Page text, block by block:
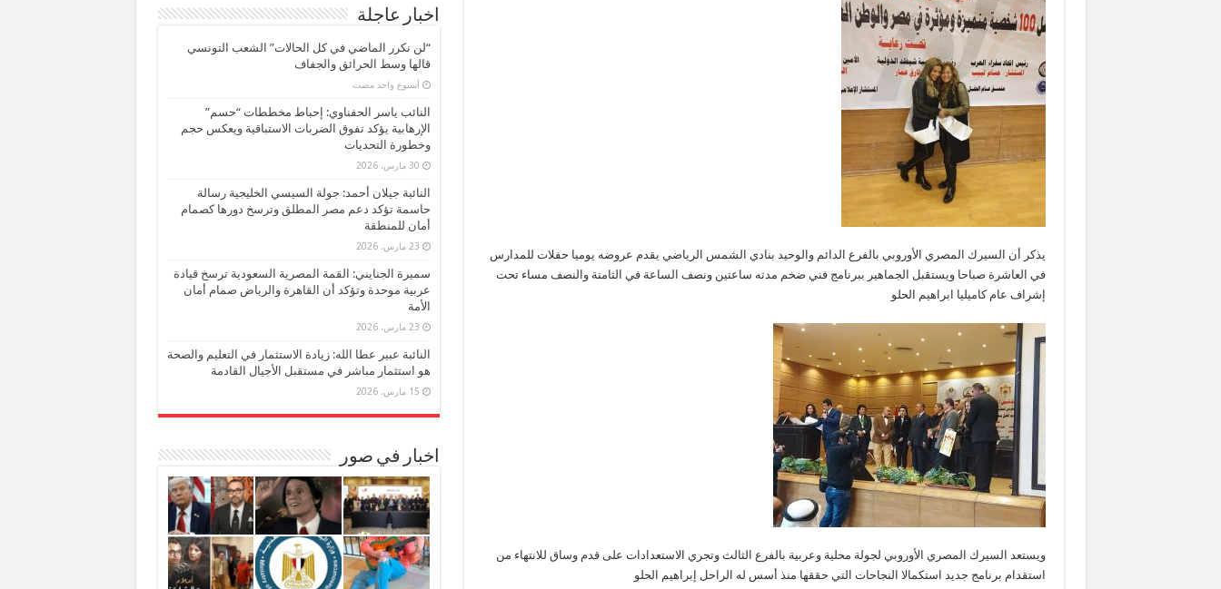
يذكر أن السيرك المصري الأوروبي بالفرع الدائم والوحيد بنادي الشمس الرياضي يقدم عروضه يوميا حفلات للمدارس
في العاشرة صباحا ويستقبل الجماهير ببرنامج فني ضخم مدته ساعتين ونصف الساعة في الثامنة والنصف مساء تحت
إشراف عام كاميليا ابراهيم الحلو
ويستعد السيرك المصري الأوروبي لجولة محلية وعربية بالفرع الثالث وتجري الاستعدادات على قدم وساق للانتهاء من
استقدام برنامج جديد استكمالا النجاحات التي حققها منذ أسس له الراحل إبراهيم الحلو
اخبار عاجلة
“لن نكرر الماضي في كل الحالات” الشعب التونسي
قالها وسط الحرائق والجفاف
‏أسبوع واحد مضت
النائب ياسر الحفناوي: إحباط مخططات “حسم”
الإرهابية يؤكد تفوق الضربات الاستباقية ويعكس حجم
وخطورة التحديات
30 مارس، 2026
النائبة جيلان أحمد: جولة السيسي الخليجية رسالة
حاسمة تؤكد دعم مصر المطلق وترسخ دورها كصمام
أمان للمنطقة
23 مارس، 2026
سميرة الجنايني: القمة المصرية السعودية ترسخ قيادة
عربية موحدة وتؤكد أن القاهرة والرياض صمام أمان
الأمة
23 مارس، 2026
النائبة عبير عطا الله: زيادة الاستثمار في التعليم والصحة
هو استثمار مباشر في مستقبل الأجيال القادمة
15 مارس، 2026
اخبار في صور